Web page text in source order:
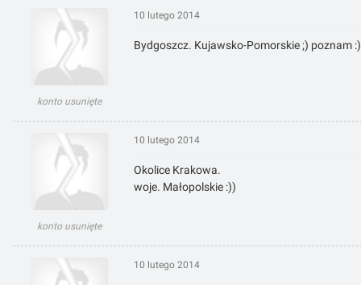
konto usunięte
10 lutego 2014
Bydgoszcz. Kujawsko-Pomorskie ;) poznam :)
konto usunięte
10 lutego 2014
Okolice Krakowa.
woje. Małopolskie :))
10 lutego 2014